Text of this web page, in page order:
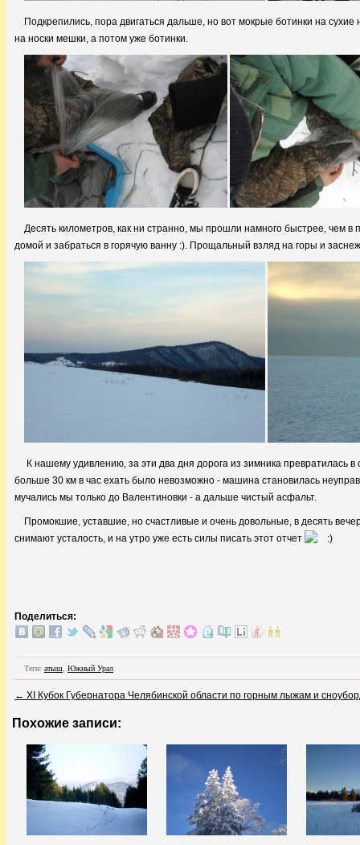
Подкрепились, пора двигаться дальше, но вот мокрые ботинки на
на носки мешки, а потом уже ботинки.
Десять километров, как ни странно, мы прошли намного быстрее, чем в
домой и забраться в горячую ванну :). Прощальный взляд на горы и
К нашему удивлению, за эти два дня дорога из зимника превратилась
больше 30 км в час ехать было невозможно - машина становилась
мучались мы только до Валентиновки - а дальше чистый асфальт.
Промокшие, уставшие, но счастливые и очень довольные, в десять
снимают усталость, и на утро уже есть силы писать этот отчет
Поделиться:
Теги: атыш, Южный Урал
← ХI Кубок Губернатора Челябинской области по горным лыжам и
Похожие записи: